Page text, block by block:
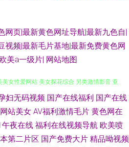
网页|最新黄色网址导航|最新九色自|
视频|最新毛片基地|最新免费黄色网
美a一级片| 网站地图
成人精品 福利电影加勒比 日韩勉费A片 微
女性爱网站 美女探花综合 另类激情影音 亚
妇无码视频 国产在线福利 国产在线
站美女 AV福利激情毛片 黄色网在
午夜在线 福利在线视频导航 欧美喷
第二片区 国产免费大片 精品呦视频